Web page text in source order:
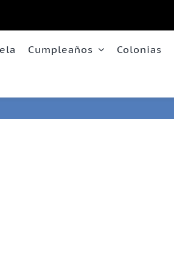
Cumpleaños Colonias